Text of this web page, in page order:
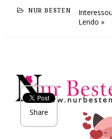
NUR BESTEN
Lendo »
Share